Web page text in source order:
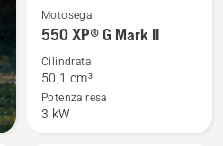
Vedi
maggiori
su
550 XP®
Motosega
550 XP® G Mark II
Cilindrata
50,1 cm³
Potenza resa
3 kW